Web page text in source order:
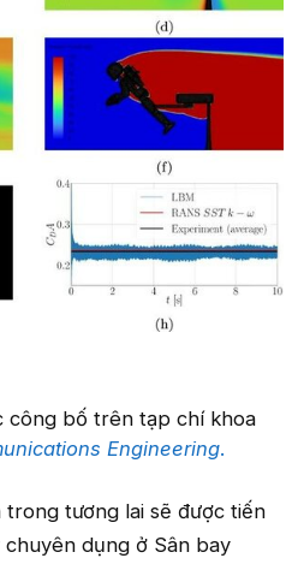
công bố trên tạp chí khoa
Engineering.
tương lai sẽ được tiến
dụng ở Sân bay